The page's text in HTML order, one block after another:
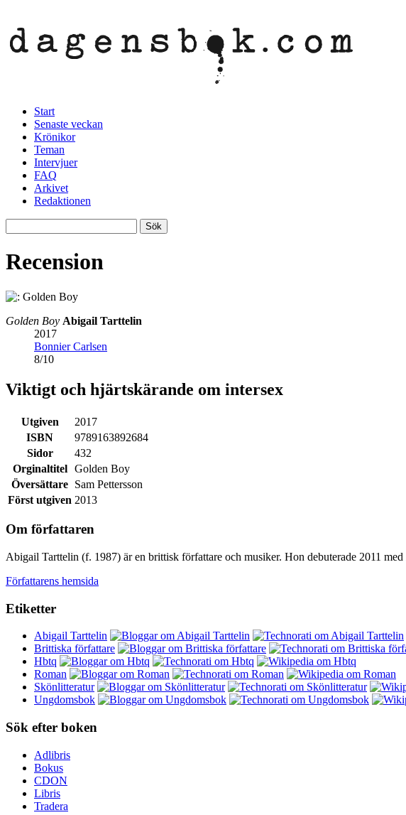
Start
Senaste veckan
Krönikor
Teman
Intervjuer
FAQ
Arkivet
Redaktionen
Recension
Golden Boy Abigail Tarttelin
2017
Bonnier Carlsen
8/10
Viktigt och hjärtskärande om intersex
Utgiven
2017
ISBN
9789163892684
Sidor
432
Orginaltitel
Golden Boy
Översättare Sam Pettersson
Först utgiven 2013
Om författaren
Abigail Tarttelin (f. 1987) är en brittisk författare och musiker. Hon debuterade 2011 med
Författarens hemsida
Etiketter
Abigail Tarttelin
Brittiska författare
Hbtq
Roman
Skönlitteratur
Ungdomsbok
Sök efter boken
Adlibris
Bokus
CDON
Libris
Tradera